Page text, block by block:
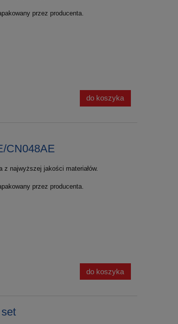
przez producenta.
do koszyka
CN048AE
z najwyższej jakości materiałów.
przez producenta.
do koszyka